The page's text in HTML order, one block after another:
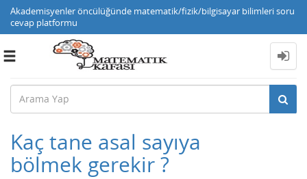
Akademisyenler öncülüğünde matematik/fizik/bilgisayar bilimleri soru
cevap platformu
Toggle
Kaç tane asal sayıya
bölmek gerekir ?